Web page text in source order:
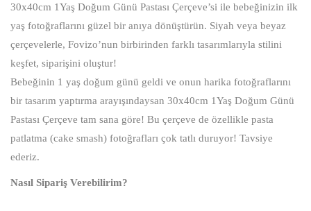
30x40cm 1Yaş Doğum Günü Pastası Çerçeve’si ile bebeğinizin ilk
yaş fotoğraflarını güzel bir anıya dönüştürün. Siyah veya beyaz
çerçevelerle, Fovizo’nun birbirinden farklı tasarımlarıyla stilini
keşfet, siparişini oluştur!
Bebeğinin 1 yaş doğum günü geldi ve onun harika fotoğraflarını
bir tasarım yaptırma arayışındaysan 30x40cm 1Yaş Doğum Günü
Pastası Çerçeve tam sana göre! Bu çerçeve de özellikle pasta
patlatma (cake smash) fotoğrafları çok tatlı duruyor! Tavsiye
ederiz.
Nasıl Sipariş Verebilirim?